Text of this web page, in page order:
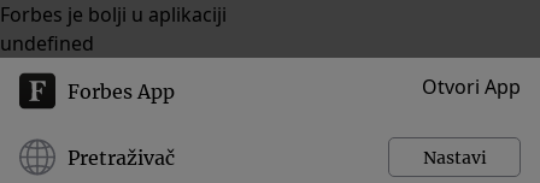
Forbes je bolji u aplikaciji
undefined
Forbes App Otvori App
Pretraživač Nastavi